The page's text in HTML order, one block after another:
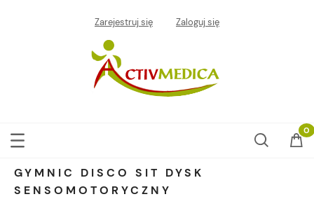
Zarejestruj się Zaloguj się
GYMNIC DISCO SIT DYSK
SENSOMOTORYCZNY